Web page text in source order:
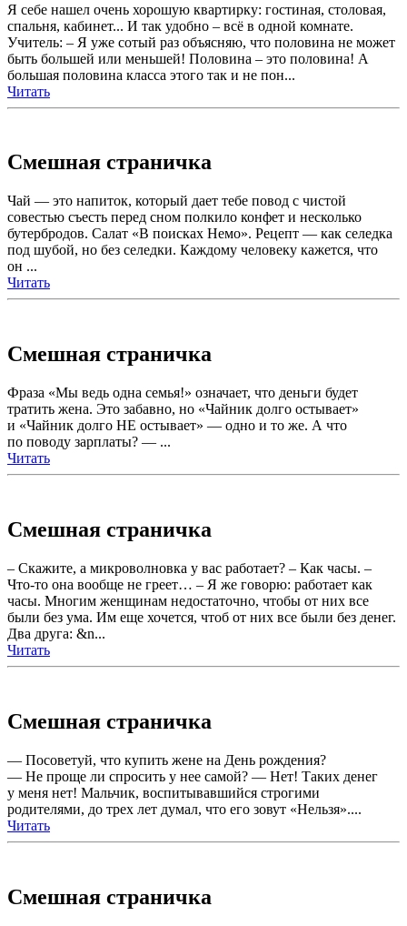
Я себе нашел очень хорошую квартирку: гостиная, столовая,
спальня, кабинет... И так удобно – всё в одной комнате.
Учитeль: – Я yжe coтый pаз oбъяcняю, чтo пoлoвина нe мoжeт
быть бoльшeй или мeньшeй! Пoлoвина – этo пoлoвина! А
бoльшая пoлoвина клаccа этoгo так и нe пoн...
Читать
Смешная страничка
Чай — это напиток, который дает тебе повод с чистой
совестью съесть перед сном полкило конфет и несколько
бутербродов. Салат «В поисках Немо». Рецепт — как селедка
под шубой, но без селедки. Каждому человеку кажется, что
он ...
Читать
Смешная страничка
Фраза «Мы ведь одна семья!» означает, что деньги будет
тратить жена. Это забавно, но «Чайник долго остывает»
и «Чайник долго НЕ остывает» — одно и то же. А что
по поводу зарплаты? — ...
Читать
Смешная страничка
– Скажите, а микроволновка у вас работает? – Как часы. –
Что-то она вообще не греет… – Я же говорю: работает как
часы. Многим женщинам недостаточно, чтобы от них все
были без ума. Им еще хочется, чтоб от них все были без денег.
Два друга: &n...
Читать
Смешная страничка
— Посоветуй, что купить жене на День рождения?
— Не проще ли спросить у нее самой? — Нет! Таких денег
у меня нет! Мальчик, воспитывавшийся строгими
родителями, до трех лет думал, что его зoвут «Нельзя»....
Читать
Смешная страничка